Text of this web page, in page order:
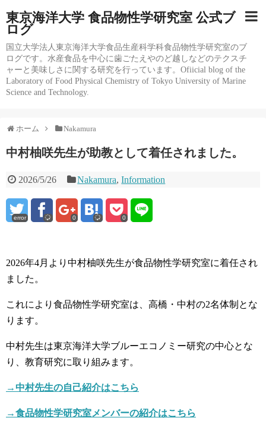
東京海洋大学 食品物性学研究室 公式ブ
ログ
国立大学法人東京海洋大学食品生産科学科食品物性学研究室のブ
ログです。水産食品を中心に歯ごたえやのど越しなどのテクスチ
ャーと美味しさに関する研究を行っています。Ofiicial blog of the
Laboratory of Food Physical Chemistry of Tokyo University of Marine
Science and Technology.
ホーム Nakamura
中村柚咲先生が助教として着任されました。
2026/5/26 Nakamura,Information
error 0 0
2026年4月より中村柚咲先生が食品物性学研究室に着任され
ました。
これにより食品物性学研究室は、高橋・中村の2名体制とな
ります。
中村先生は東京海洋大学ブルーエコノミー研究の中心とな
り、教育研究に取り組みます。
→中村先生の自己紹介はこちら
→食品物性学研究室メンバーの紹介はこちら